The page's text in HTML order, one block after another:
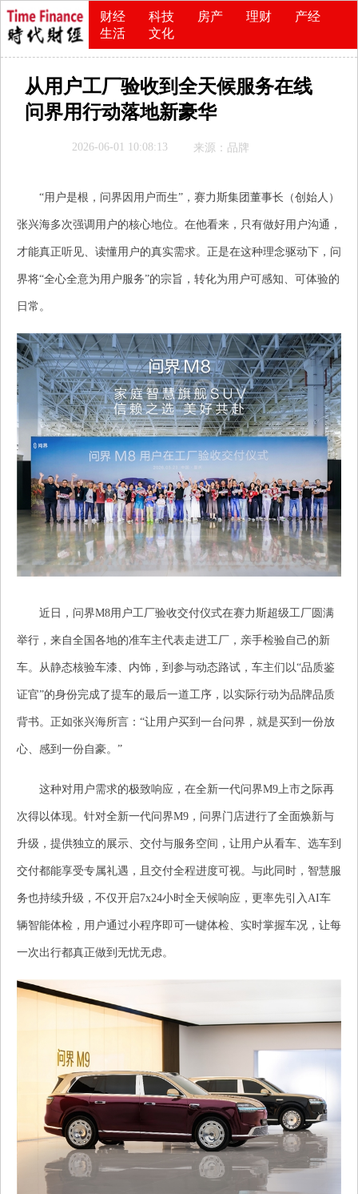
财经 科技 房产 理财
产经
生活
文化
从用户工厂验收到全天候服务在线
问界用行动落地新豪华
2026-06-01 10:08:13 来源：品牌
“用户是根，问界因用户而生”，赛力斯集团董事长（创始人）
张兴海多次强调用户的核心地位。在他看来，只有做好用户沟通，
才能真正听见、读懂用户的真实需求。正是在这种理念驱动下，问
界将“全心全意为用户服务”的宗旨，转化为用户可感知、可体验的
日常。
近日，问界M8用户工厂验收交付仪式在赛力斯超级工厂圆满
举行，来自全国各地的准车主代表走进工厂，亲手检验自己的新
车。从静态核验车漆、内饰，到参与动态路试，车主们以“品质鉴
证官”的身份完成了提车的最后一道工序，以实际行动为品牌品质
背书。正如张兴海所言：“让用户买到一台问界，就是买到一份放
心、感到一份自豪。”
这种对用户需求的极致响应，在全新一代问界M9上市之际再
次得以体现。针对全新一代问界M9，问界门店进行了全面焕新与
升级，提供独立的展示、交付与服务空间，让用户从看车、选车到
交付都能享受专属礼遇，且交付全程进度可视。与此同时，智慧服
务也持续升级，不仅开启7x24小时全天候响应，更率先引入AI车
辆智能体检，用户通过小程序即可一键体检、实时掌握车况，让每
一次出行都真正做到无忧无虑。